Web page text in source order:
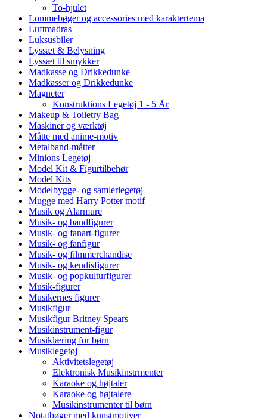
To-hjulet
Lommebøger og accessories med karaktertema
Luftmadras
Luksusbiler
Lyssæt & Belysning
Lyssæt til smykker
Madkasse og Drikkedunke
Madkasser og Drikkedunke
Magneter
Konstruktions Legetøj 1 - 5 År
Makeup & Toiletry Bag
Maskiner og værktøj
Måtte med anime-motiv
Metalband-måtter
Minions Legetøj
Model Kit & Figurtilbehør
Model Kits
Modelbygge- og samlerlegetøj
Mugge med Harry Potter motif
Musik og Alarmure
Musik- og bandfigurer
Musik- og fanart-figurer
Musik- og fanfigur
Musik- og filmmerchandise
Musik- og kendisfigurer
Musik- og popkulturfigurer
Musik-figurer
Musikernes figurer
Musikfigur
Musikfigur Britney Spears
Musikinstrument-figur
Musiklæring for børn
Musiklegetøj
Aktivitetslegetøj
Elektronisk Musikinstrmenter
Karaoke og højtaler
Karaoke og højtalere
Musikinstrumenter til børn
Notatbøger med kunstmotiver